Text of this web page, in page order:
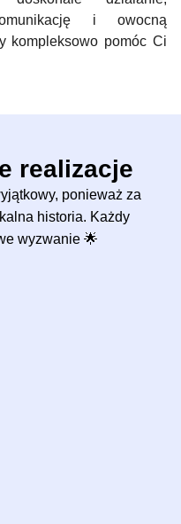
i owocną
kompleksowo pomóc Ci
realizacje
ponieważ za
historia. Każdy
wyzwanie 🌟